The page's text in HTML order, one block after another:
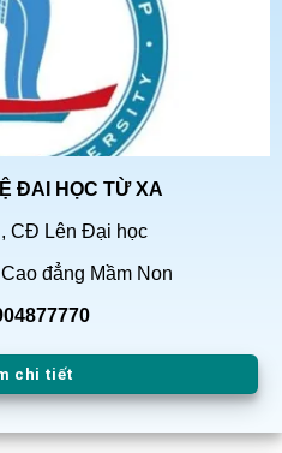
ĐAI HỌC TỪ XA
CĐ Lên Đại học
đẳng Mầm Non
chi tiết